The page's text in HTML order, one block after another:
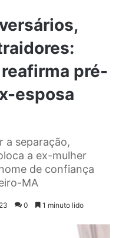
pré-
esposa
a separação,
a ex-mulher
de confiança
MA
0 1 minuto lido